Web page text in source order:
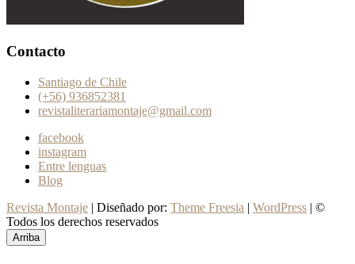
Contacto
Santiago de Chile
(+56) 936852381
revistaliterariamontaje@gmail.com
facebook
instagram
Entre lenguas
Blog
Revista Montaje | Diseñado por: Theme Freesia | WordPress | ©
Todos los derechos reservados
Arriba